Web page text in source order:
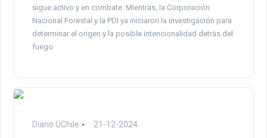
sigue activo y en combate. Mientras, la Corporación
Nacional Forestal y la PDI ya iniciaron la investigación para
determinar el origen y la posible intencionalidad detrás del
fuego.
Diario UChile 21-12-2024